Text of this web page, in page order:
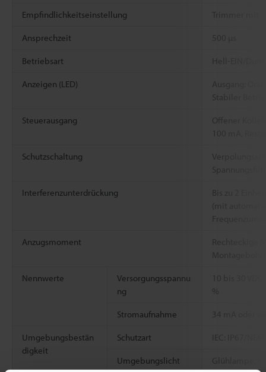
Empfindlichkeitseinstellung Trimmer mit
Ansprechzeit 500 µs
Betriebsart Hell-EIN/
Anzeigen (LED)
Ausgang:
Stabiler
Steuerausgang
Offener
Schutzschaltung
Interferenzunterdrückung
Bis zu 2
(mit
Anzugsmoment
Rechteckige
Nennwerte
Versorgungsspannu
ng
%
Stromaufnahme 34 mA oder
Umgebungsbestän
digkeit
Schutzart IEC: IP67/
Umgebungslicht
Glühlampe: